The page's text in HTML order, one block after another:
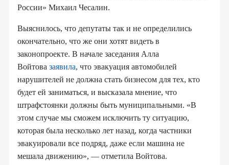
России» Михаил Чесалин.
Выяснилось, что депутаты так и не определились
окончательно, что же они хотят видеть в
законопроекте. В начале заседания Алла
Войтова заявила, что эвакуация автомобилей
нарушителей не должна стать бизнесом для тех, кто
будет ей заниматься, и высказала мнение, что
штрафстоянки должны быть муниципальными. «В
этом случае мы сможем исключить ту ситуацию,
которая была несколько лет назад, когда частники
эвакуировали все подряд, даже если машина не
мешала движению», — отметила Войтова.